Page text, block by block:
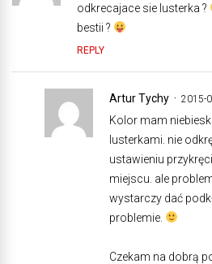
odkrecajace sie lusterka ?
bestii ?
REPLY
Artur Tychy 2015-
Kolor mam
lusterkami. nie
ustawieniu
miejscu. ale
wystarczy dać
problemie.
Czekam na dobrą